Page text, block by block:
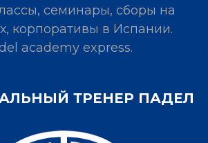
семинары, сборы на
корпоративы в Испании.
academy express.
ТРЕНЕР ПАДЕЛ